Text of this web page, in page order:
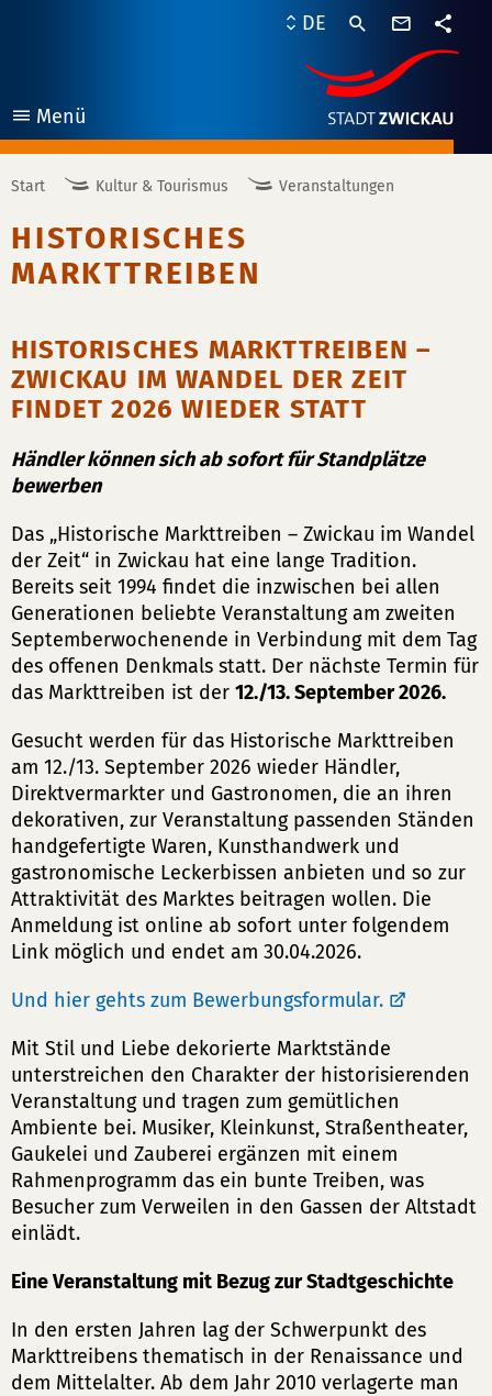
Menü
öffnen
DE
Start Kultur & Tourismus Veranstaltungen
HISTORISCHES
MARKTTREIBEN
HISTORISCHES MARKTTREIBEN –
ZWICKAU IM WANDEL DER ZEIT
FINDET 2026 WIEDER STATT
Händler können sich ab sofort für Standplätze
bewerben
Das „Historische Markttreiben – Zwickau im Wandel
der Zeit“ in Zwickau hat eine lange Tradition.
Bereits seit 1994 findet die inzwischen bei allen
Generationen beliebte Veranstaltung am zweiten
Septemberwochenende in Verbindung mit dem Tag
des offenen Denkmals statt. Der nächste Termin für
das Markttreiben ist der 12./13. September 2026.
Gesucht werden für das Historische Markttreiben
am 12./13. September 2026 wieder Händler,
Direktvermarkter und Gastronomen, die an ihren
dekorativen, zur Veranstaltung passenden Ständen
handgefertigte Waren, Kunsthandwerk und
gastronomische Leckerbissen anbieten und so zur
Attraktivität des Marktes beitragen wollen. Die
Anmeldung ist online ab sofort unter folgendem
Link möglich und endet am 30.04.2026.
Und hier gehts zum Bewerbungsformular.
Mit Stil und Liebe dekorierte Marktstände
unterstreichen den Charakter der historisierenden
Veranstaltung und tragen zum gemütlichen
Ambiente bei. Musiker, Kleinkunst, Straßentheater,
Gaukelei und Zauberei ergänzen mit einem
Rahmenprogramm das ein bunte Treiben, was
Besucher zum Verweilen in den Gassen der Altstadt
einlädt.
Eine Veranstaltung mit Bezug zur Stadtgeschichte
In den ersten Jahren lag der Schwerpunkt des
Markttreibens thematisch in der Renaissance und
dem Mittelalter. Ab dem Jahr 2010 verlagerte man